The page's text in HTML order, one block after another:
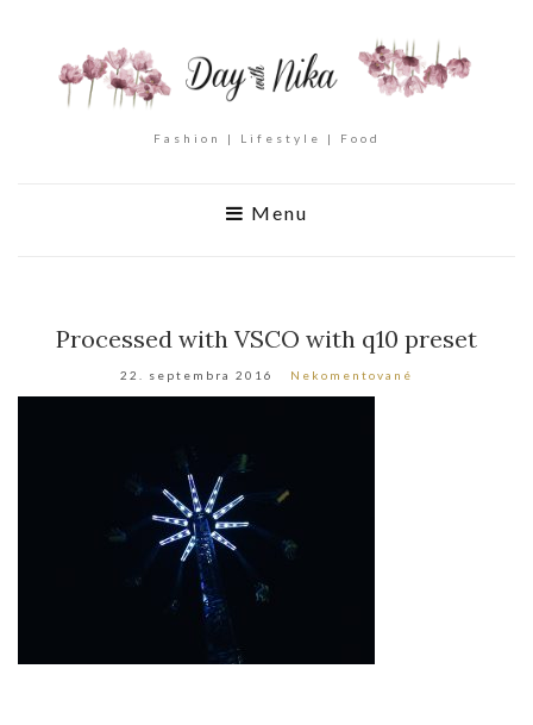
Fashion | Lifestyle | Food
Menu
Processed with VSCO with q10 preset
22. septembra 2016 Nekomentované